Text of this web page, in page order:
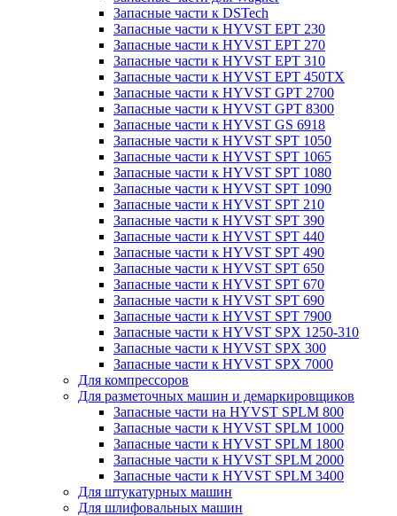
Запасные части к DSTech
Запасные части к HYVST EPT 230
Запасные части к HYVST EPT 270
Запасные части к HYVST EPT 310
Запасные части к HYVST EPT 450TX
Запасные части к HYVST GPT 2700
Запасные части к HYVST GPT 8300
Запасные части к HYVST GS 6918
Запасные части к HYVST SPT 1050
Запасные части к HYVST SPT 1065
Запасные части к HYVST SPT 1080
Запасные части к HYVST SPT 1090
Запасные части к HYVST SPT 210
Запасные части к HYVST SPT 390
Запасные части к HYVST SPT 440
Запасные части к HYVST SPT 490
Запасные части к HYVST SPT 650
Запасные части к HYVST SPT 670
Запасные части к HYVST SPT 690
Запасные части к HYVST SPT 7900
Запасные части к HYVST SPX 1250-310
Запасные части к HYVST SPX 300
Запасные части к HYVST SPX 7000
Для компрессоров
Для разметочных машин и демаркировщиков
Запасные части на HYVST SPLM 800
Запасные части к HYVST SPLM 1000
Запасные части к HYVST SPLM 1800
Запасные части к HYVST SPLM 2000
Запасные части к HYVST SPLM 3400
Для штукатурных машин
Для шлифовальных машин